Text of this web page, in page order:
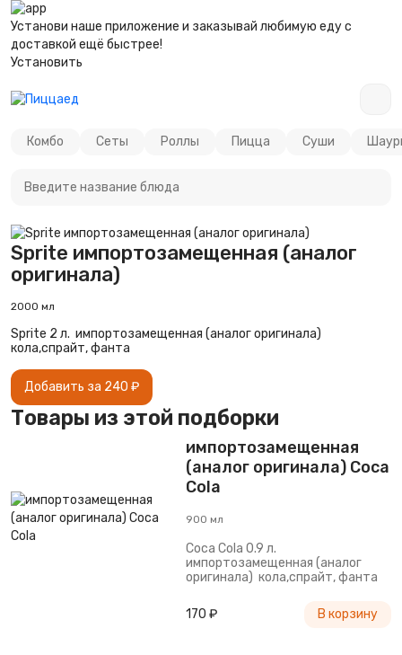
Установи наше приложение и заказывай любимую еду с
доставкой ещё быстрее!
Установить
Комбо Сеты Роллы Пицца Суши
Sprite импортозамещенная (аналог
оригинала)
2000 мл
Sprite 2 л. импортозамещенная (аналог оригинала)
кола,спрайт, фанта
Добавить за 240 ₽
Товары из этой подборки
импортозамещенная
(аналог оригинала) Coca
Cola
900 мл
Coca Cola 0.9 л.
импортозамещенная (аналог
оригинала) кола,спрайт, фанта
170 ₽ В корзину